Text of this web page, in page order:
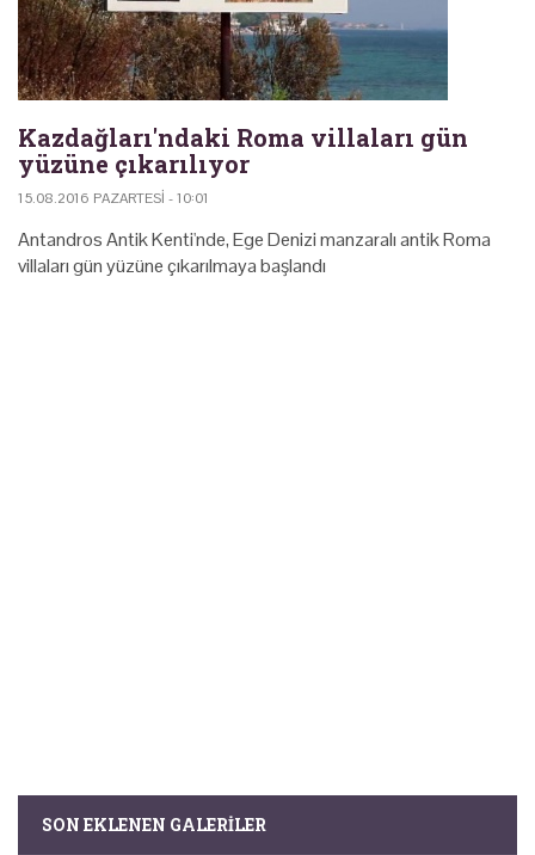
Kazdağları'ndaki Roma villaları gün
yüzüne çıkarılıyor
15.08.2016 PAZARTESI - 10:01
Antandros Antik Kenti'nde, Ege Denizi manzaralı antik Roma
villaları gün yüzüne çıkarılmaya başlandı
SON EKLENEN GALERILER